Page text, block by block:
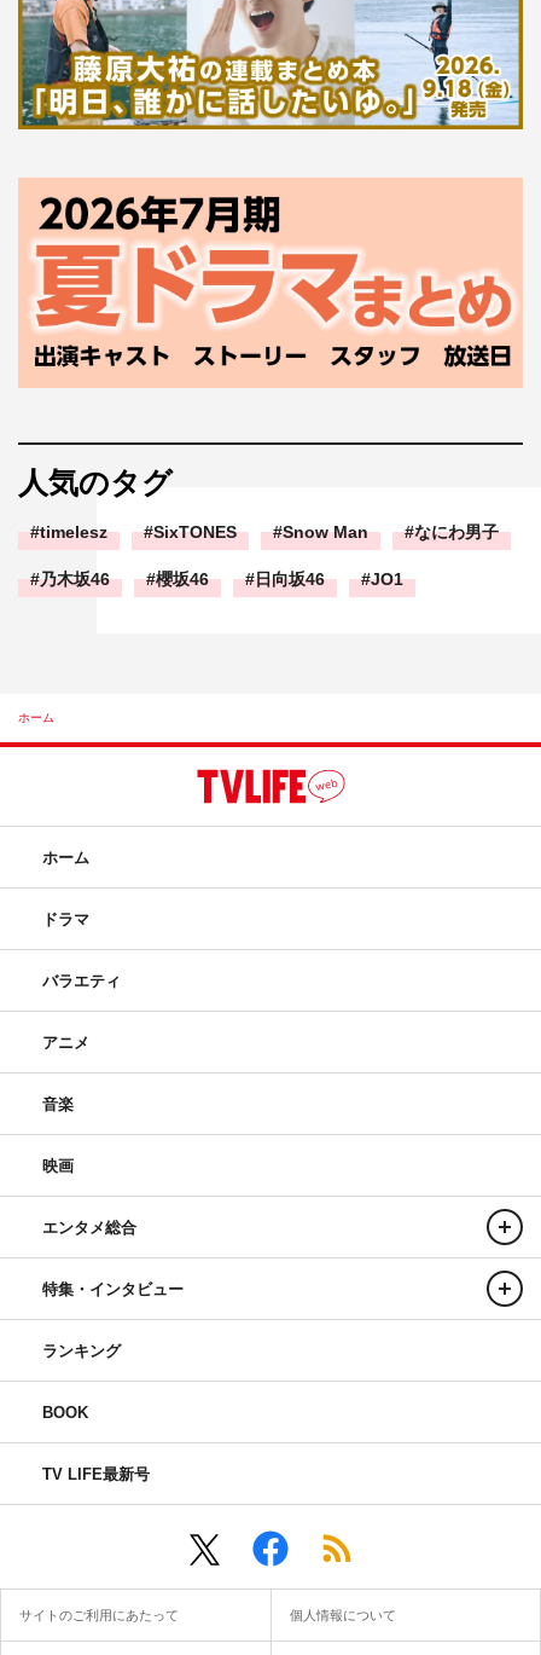
人気のタグ
timelesz SixTONES Snow Man なにわ男子
乃木坂46 櫻坂46 日向坂46 JO1
ホーム
ホーム
ドラマ
バラエティ
アニメ
音楽
映画
エンタメ総合
特集・インタビュー
ランキング
BOOK
TV LIFE最新号
サイトのご利用にあたって 個人情報について